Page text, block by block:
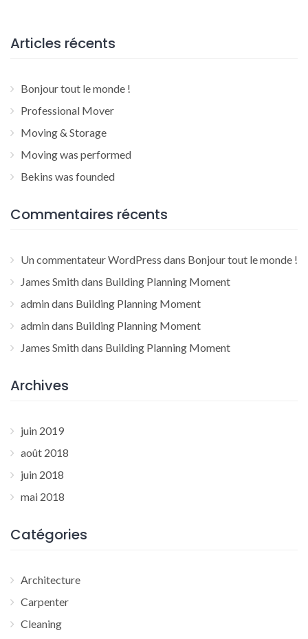
Articles récents
Bonjour tout le monde !
Professional Mover
Moving & Storage
Moving was performed
Bekins was founded
Commentaires récents
Un commentateur WordPress dans Bonjour tout le monde !
James Smithdans Building Planning Moment
admindans Building Planning Moment
admindans Building Planning Moment
James Smithdans Building Planning Moment
Archives
juin 2019
août 2018
juin 2018
mai 2018
Catégories
Architecture
Carpenter
Cleaning